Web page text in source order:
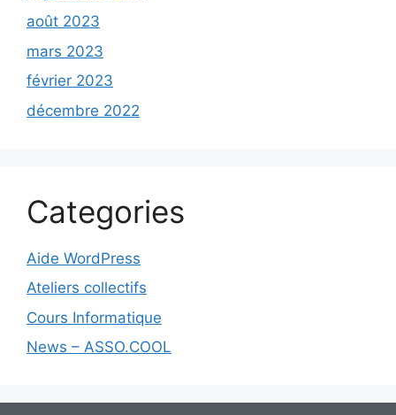
août 2023
mars 2023
février 2023
décembre 2022
Categories
Aide WordPress
Ateliers collectifs
Cours Informatique
News – ASSO.COOL